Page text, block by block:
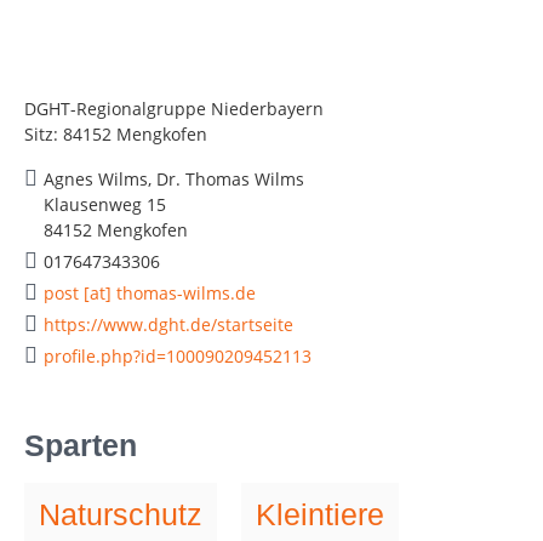
DGHT-Regionalgruppe Niederbayern
Sitz: 84152 Mengkofen
Agnes Wilms, Dr. Thomas Wilms
Klausenweg 15
84152 Mengkofen
017647343306
post [at] thomas-wilms.de
https://www.dght.de/startseite
profile.php?id=100090209452113
Sparten
Naturschutz Kleintiere